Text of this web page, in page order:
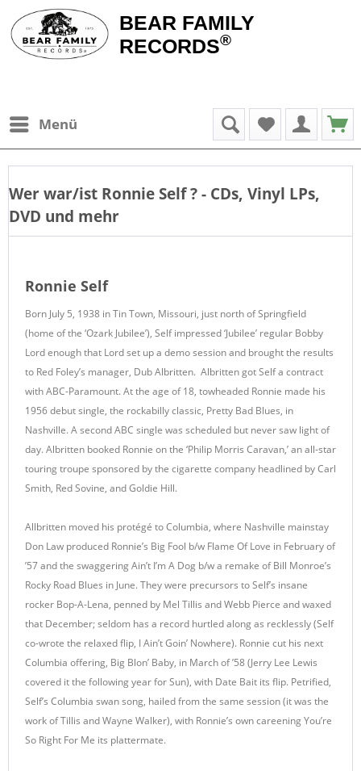
BEAR FAMILY
RECORDS®
Menü
Wer war/ist Ronnie Self? - CDs, Vinyl LPs,
DVD und mehr
Ronnie Self
Born July 5, 1938 in Tin Town, Missouri, just north of Springfield
(home of the ‘Ozark Jubilee’), Self impressed ‘Jubilee’ regular Bobby
Lord enough that Lord set up a demo session and brought the results
to Red Foley’s manager, Dub Albritten. Albritten got Self a contract
with ABC-Paramount. At the age of 18, towheaded Ronnie made his
1956 debut single, the rockabilly classic, Pretty Bad Blues, in
Nashville. A second ABC single was scheduled but never saw light of
day. Albritten booked Ronnie on the ‘Philip Morris Caravan,’ an all-star
touring troupe sponsored by the cigarette company headlined by Carl
Smith, Red Sovine, and Goldie Hill.
Allbritten moved his protégé to Columbia, where Nashville mainstay
Don Law produced Ronnie’s Big Fool b/w Flame Of Love in February of
’57 and the swaggering Ain’t I’m A Dog b/w a remake of Bill Monroe’s
Rocky Road Blues in June. They were precursors to Self’s insane
rocker Bop-A-Lena, penned by Mel Tillis and Webb Pierce and waxed
that December; seldom has a record hurtled along as recklessly (Self
co-wrote the relaxed flip, I Ain’t Goin’ Nowhere). Ronnie cut his next
Columbia offering, Big Blon’ Baby, in March of ’58 (Jerry Lee Lewis
covered it the following year for Sun), with Date Bait its flip. Petrified,
Self’s Columbia swan song, hailed from the same session (it was the
work of Tillis and Wayne Walker), with Ronnie’s own careening You’re
So Right For Me its plattermate.